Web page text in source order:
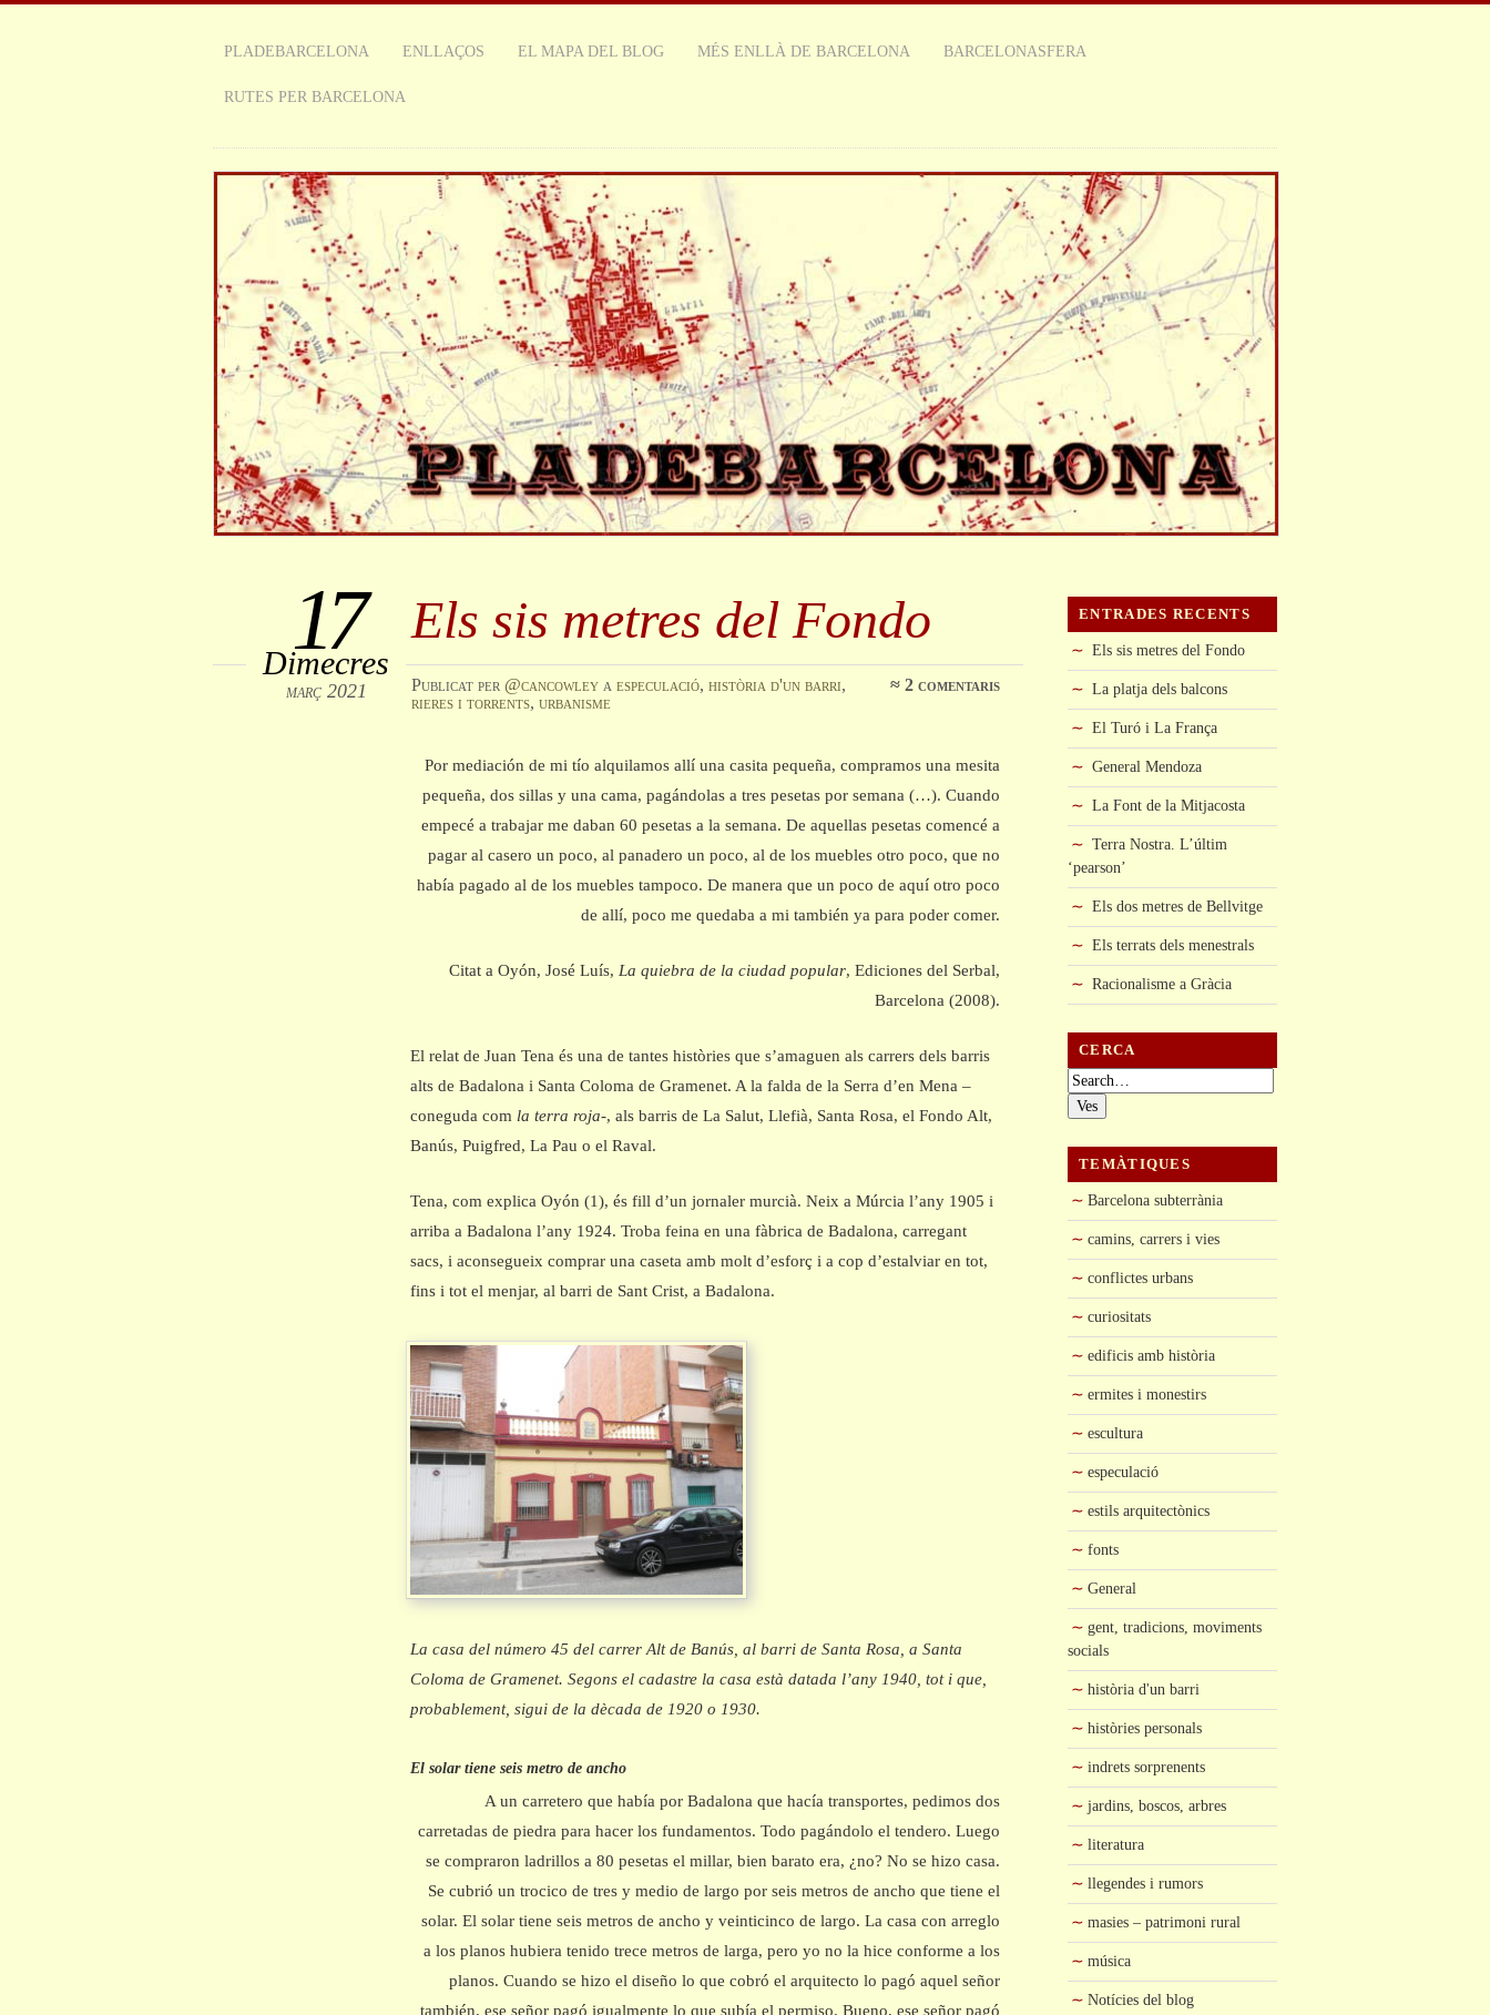
PLADEBARCELONA ENLLAÇOS EL MAPA DEL BLOG MÉS ENLLÀ DE BARCELONA BARCELONASFERA
RUTES PER BARCELONA
Els sis metres del Fondo
17
Dimecres
març 2021 Publicat per @cancowleya especulació, història d'un barri,
rieres i torrents, urbanisme
≈2 comentaris
Por mediación de mi tío alquilamos allí una casita pequeña, compramos una mesita
pequeña, dos sillas y una cama, pagándolas a tres pesetas por semana (…). Cuando
empecé a trabajar me daban 60 pesetas a la semana. De aquellas pesetas comencé a
pagar al casero un poco, al panadero un poco, al de los muebles otro poco, que no
había pagado al de los muebles tampoco. De manera que un poco de aquí otro poco
de allí, poco me quedaba a mi también ya para poder comer.
Citat a Oyón, José Luís,La quiebra de la ciudad popular, Ediciones del Serbal,
Barcelona (2008).
El relat de Juan Tena és una de tantes històries que s’amaguen als carrers dels barris
alts de Badalona i Santa Coloma de Gramenet. A la falda de la Serra d’en Mena –
coneguda comla terra roja-, als barris de La Salut, Llefià, Santa Rosa, el Fondo Alt,
Banús, Puigfred, La Pau o el Raval.
Tena, com explica Oyón (1), és fill d’un jornaler murcià. Neix a Múrcia l’any 1905 i
arriba a Badalona l’any 1924. Troba feina en una fàbrica de Badalona, carregant
sacs, i aconsegueix comprar una caseta amb molt d’esforç i a cop d’estalviar en tot,
fins i tot el menjar, al barri de Sant Crist, a Badalona.
La casa del número 45 del carrer Alt de Banús, al barri de Santa Rosa, a Santa
Coloma de Gramenet. Segons el cadastre la casa està datada l’any 1940, tot i que,
probablement, sigui de la dècada de 1920 o 1930.
El solar tiene seis metro de ancho
A un carretero que había por Badalona que hacía transportes, pedimos dos
carretadas de piedra para hacer los fundamentos. Todo pagándolo el tendero. Luego
se compraron ladrillos a 80 pesetas el millar, bien barato era, ¿no? No se hizo casa.
Se cubrió un trocico de tres y medio de largo por seis metros de ancho que tiene el
solar. El solar tiene seis metros de ancho y veinticinco de largo. La casa con arreglo
a los planos hubiera tenido trece metros de larga, pero yo no la hice conforme a los
planos. Cuando se hizo el diseño lo que cobró el arquitecto lo pagó aquel señor
también, ese señor pagó igualmente lo que subía el permiso. Bueno, ese señor pagó
ENTRADES RECENTS
Els sis metres del Fondo
La platja dels balcons
El Turó i La França
General Mendoza
La Font de la Mitjacosta
Terra Nostra. L’últim
‘pearson’
Els dos metres de Bellvitge
Els terrats dels menestrals
Racionalisme a Gràcia
CERCA
Cerca:
TEMÀTIQUES
Barcelona subterrània
camins, carrers i vies
conflictes urbans
curiositats
edificis amb història
ermites i monestirs
escultura
especulació
estils arquitectònics
fonts
General
gent, tradicions, moviments
socials
història d'un barri
històries personals
indrets sorprenents
jardins, boscos, arbres
literatura
llegendes i rumors
masies – patrimoni rural
música
Notícies del blog